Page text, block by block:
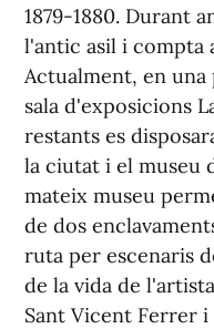
1879-1880. Durant
l'antic asil i compta
Actualment, en una
sala d'exposicions
restants es
la ciutat i el museu
mateix museu
de dos
ruta per escenaris
de la vida de
Sant Vicent Ferrer